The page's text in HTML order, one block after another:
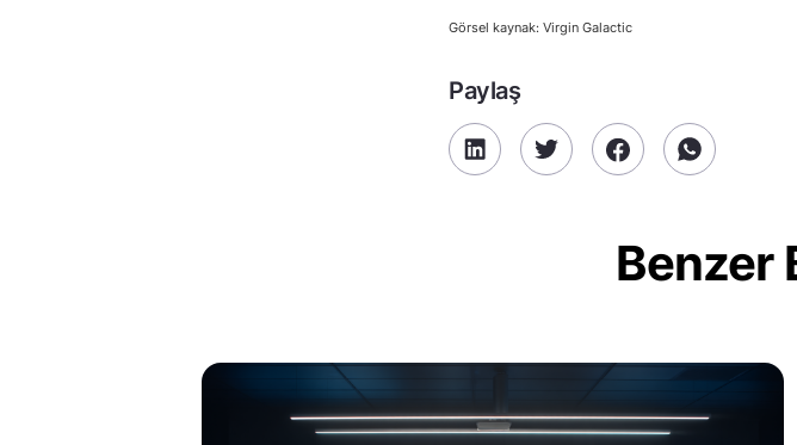
Görsel kaynak: Virgin Galactic
Paylaş
Benzer